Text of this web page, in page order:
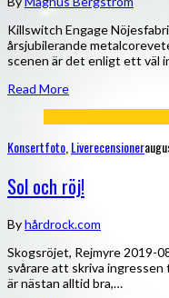
Killswitch Engage
årsjubilerande
scenen är det enligt ett väl
Read More
Konsertfoto Liverecensioner
Sol och röj!
Byhårdrock.com
Skogsröjet, Rejmyre 2019-
svårare att skriva
är nästan alltid bra,…